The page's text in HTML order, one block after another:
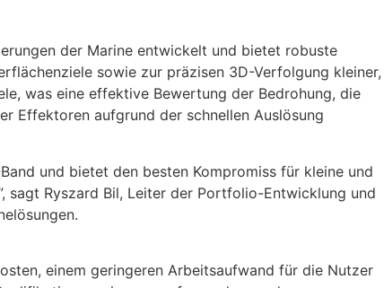
der Marine entwickelt und bietet robuste
sowie zur präzisen 3D-Verfolgung kleiner,
was eine effektive Bewertung der Bedrohung, die
Effektoren aufgrund der schnellen Auslösung
und bietet den besten Kompromiss für kleine und
sagt Ryszard Bil, Leiter der Portfolio-Entwicklung und
einem geringeren Arbeitsaufwand für die Nutzer